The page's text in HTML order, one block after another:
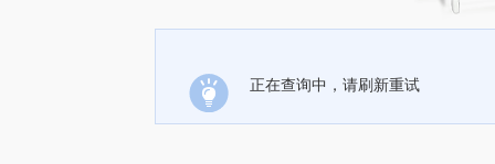
正在查询中，请刷新重试